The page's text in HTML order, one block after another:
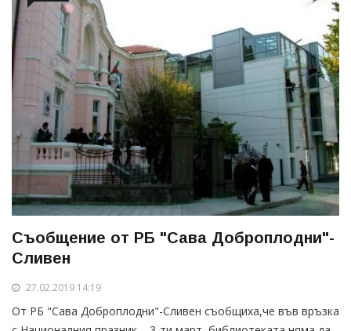
Съобщение от РБ "Сава Доброплодни"-
Сливен
27.02.2019 14:19
От РБ "Сава Доброплодни"-Сливен съобщиха,че във връзка